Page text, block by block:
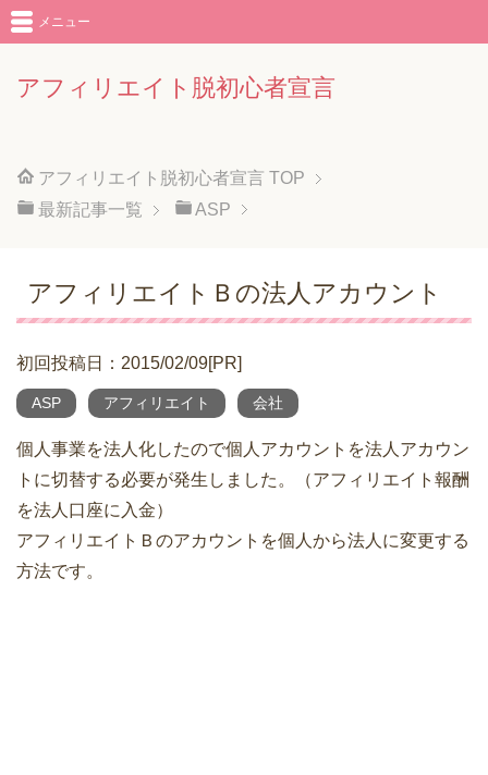
アフィリエイト脱初心者宣言
メニュー
アフィリエイト脱初心者宣言 TOP
最新記事一覧
ASP
アフィリエイトＢの法人アカウント
初回投稿日：2015/02/09[PR]
ASP アフィリエイト 会社
個人事業を法人化したので個人アカウントを法人アカウン
トに切替する必要が発生しました。（アフィリエイト報酬
を法人口座に入金）
アフィリエイトＢのアカウントを個人から法人に変更する
方法です。